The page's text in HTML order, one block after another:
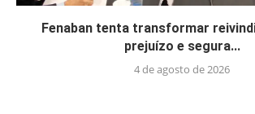
Fenaban tenta transformar
prejuízo e segura...
4 de agosto de 2026